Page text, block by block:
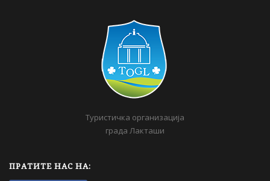
Туристичка организација
града Лакташи
ПРАТИТЕ НАС НА: